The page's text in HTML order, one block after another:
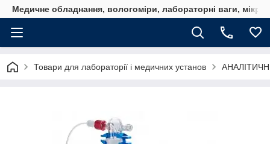
Медичне обладнання, вологоміри, лабораторні ваги,
Товари для лабораторії і медичних установ